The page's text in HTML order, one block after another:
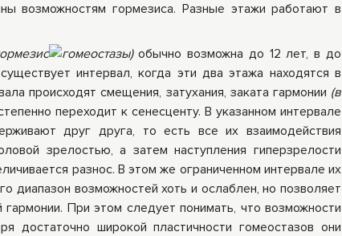
возможностям гормезиса. Разные этажи работают в
гомеостазы)обычно возможна до 12 лет, в до
интервал, когда эти два этажа находятся в
происходят смещения, затухания, заката гармонии (в
переходит к сенесценту. В указанном интервале
друг друга, то есть все их взаимодействия
зрелостью, а затем наступления гиперзрелости
разнос. В этом же ограниченном интервале их
диапазон возможностей хоть и ослаблен, но позволяет
При этом следует понимать, что возможности
достаточно широкой пластичности гомеостазов они